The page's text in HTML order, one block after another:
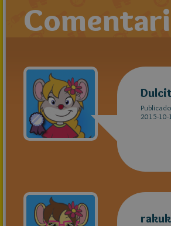
Publicado
2015-10-